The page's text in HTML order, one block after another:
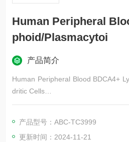
Human Peripheral
phoid/Plasmacytoi
产品简介
Human Peripheral Blood BDCA4+
dritic Cells
NPB-BDCA4+ Lymphoid/
netic BDCA-4 Mi
产品型号：ABC-TC3999
更新时间：2024-11-21